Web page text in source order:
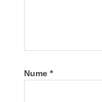
Nume *